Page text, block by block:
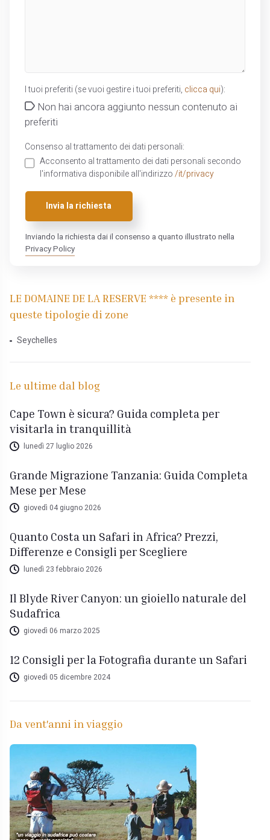
I tuoi preferiti (se vuoi gestire i tuoi preferiti, clicca qui):
Non hai ancora aggiunto nessun contenuto ai
preferiti
Consenso al trattamento dei dati personali:
Acconsento al trattamento dei dati personali secondo
l'informativa disponibile all'indirizzo /it/privacy
Invia la richiesta
Inviando la richiesta dai il consenso a quanto illustrato nella
Privacy Policy
LE DOMAINE DE LA RESERVE **** è presente in
queste tipologie di zone
Seychelles
Le ultime dal blog
Cape Town è sicura? Guida completa per
visitarla in tranquillità
lunedì 27 luglio 2026
Grande Migrazione Tanzania: Guida Completa
Mese per Mese
giovedì 04 giugno 2026
Quanto Costa un Safari in Africa? Prezzi,
Differenze e Consigli per Scegliere
lunedì 23 febbraio 2026
Il Blyde River Canyon: un gioiello naturale del
Sudafrica
giovedì 06 marzo 2025
12 Consigli per la Fotografia durante un Safari
giovedì 05 dicembre 2024
Da vent'anni in viaggio